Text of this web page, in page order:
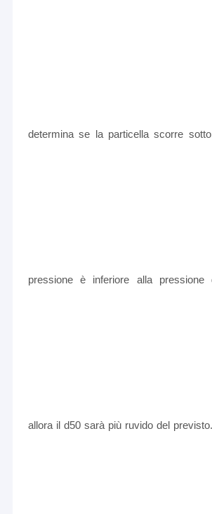
determina se la particella scorre
pressione è inferiore alla pressione
allora il d50 sarà più ruvido del